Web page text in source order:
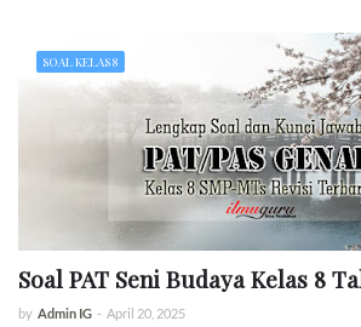
SOAL KELAS 8
Soal PAT Seni Budaya Kelas 8
by Admin IG - April 20, 2025